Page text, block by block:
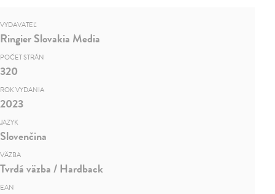
VYDAVATEĽ
Ringier Slovakia Media
POČET STRÁN
320
ROK VYDANIA
2023
JAZYK
Slovenčina
VÄZBA
Tvrdá väzba / Hardback
EAN